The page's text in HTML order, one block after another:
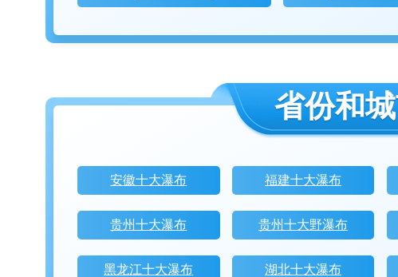
省份和
安徽十大瀑布 福建十大瀑布
贵州十大瀑布 贵州十大野瀑布
黑龙江十大瀑布 湖北十大瀑布